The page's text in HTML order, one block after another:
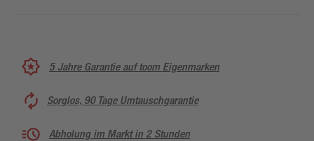
5 Jahre Garantie auf toom Eigenmarken
Sorglos, 90 Tage Umtauschgarantie
Abholung im Markt in 2 Stunden